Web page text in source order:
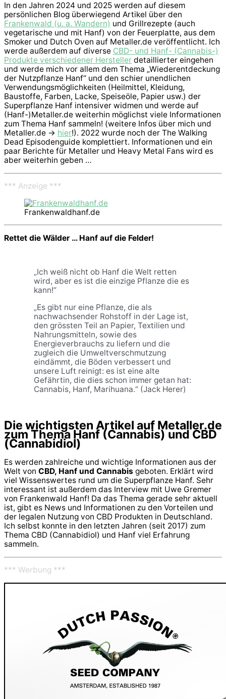
In den Jahren 2024 und 2025 werden auf diesem
persönlichen Blog überwiegend Artikel über den
Frankenwald (u. a. Wandern) und Grillrezepte (auch
vegetarische und mit Hanf) von der Feuerplatte, aus dem
Smoker und Dutch Oven auf Metaller.de veröffentlicht. Ich
werde außerdem auf diverse CBD- und Hanf- (Cannabis-)
Produkte verschiedener Hersteller detaillierter eingehen
und werde mich vor allem dem Thema „Wiederentdeckung
der Nutzpflanze Hanf“ und den schier unendlichen
Verwendungsmöglichkeiten (Heilmittel, Kleidung,
Baustoffe, Farben, Lacke, Speiseöle, Papier usw.) der
Superpflanze Hanf intensiver widmen und werde auf
(Hanf-)Metaller.de weiterhin möglichst viele Informationen
zum Thema Hanf sammeln! (weitere Infos über mich und
Metaller.de -> hier!). 2022 wurde noch der The Walking
Dead Episodenguide komplettiert. Informationen und ein
paar Berichte für Metaller und Heavy Metal Fans wird es
aber weiterhin geben …
*** Anzeige ***
Frankenwaldhanf.de
Rettet die Wälder … Hanf auf die Felder!
„Ich weiß nicht ob Hanf die Welt retten
wird, aber es ist die einzige Pflanze die es
kann!“
„Es gibt nur eine Pflanze, die als
nachwachsender Rohstoff in der Lage ist,
den grössten Teil an Papier, Textilien und
Nahrungsmitteln, sowie des
Energieverbrauchs zu liefern und die
zugleich die Umweltverschmutzung
eindämmt, die Böden verbessert und
unsere Luft reinigt: es ist eine alte
Gefährtin, die dies schon immer getan hat:
Cannabis, Hanf, Marihuana.“ (Jack Herer)
Die wichtigsten Artikel auf Metaller.de
zum Thema Hanf (Cannabis) und CBD
(Cannabidiol)
Es werden zahlreiche und wichtige Informationen aus der
Welt von CBD, Hanf und Cannabis geboten. Erklärt wird
viel Wissenswertes rund um die Superpflanze Hanf. Sehr
interessant ist außerdem das Interview mit Uwe Gremer
von Frankenwald Hanf! Da das Thema gerade sehr aktuell
ist, gibt es News und Informationen zu den Vorteilen und
der legalen Nutzung von CBD Produkten in Deutschland.
Ich selbst konnte in den letzten Jahren (seit 2017) zum
Thema CBD (Cannabidiol) und Hanf viel Erfahrung
sammeln.
*** Werbung ***